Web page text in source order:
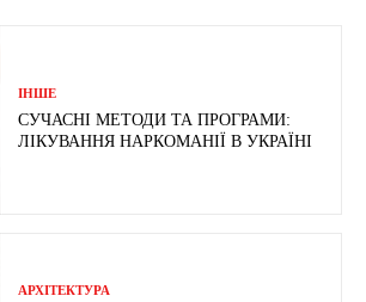
ІНШЕ
СУЧАСНІ МЕТОДИ ТА ПРОГРАМИ:
ЛІКУВАННЯ НАРКОМАНІЇ В УКРАЇНІ
АРХІТЕКТУРА